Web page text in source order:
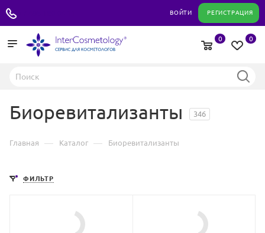
ВОЙТИ РЕГИСТРАЦИЯ
0
0
Биоревитализанты 346
Главная — Каталог — Биоревитализанты
ФИЛЬТР